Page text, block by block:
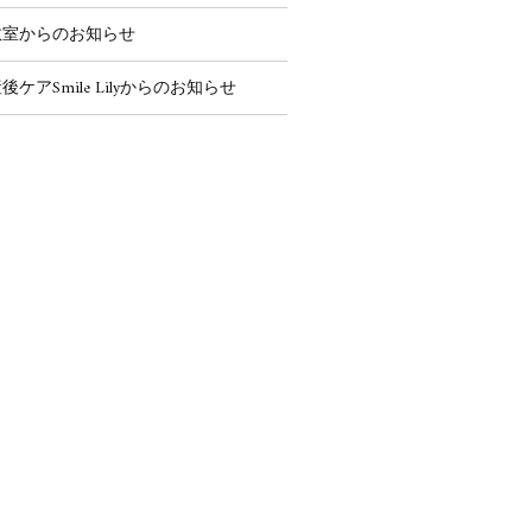
からのお知らせ
ケアSmile Lilyからのお知らせ